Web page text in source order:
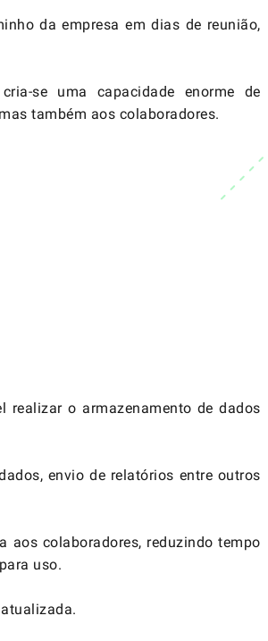
da empresa em dias de reunião,
se uma capacidade enorme de
também aos colaboradores.
realizar o armazenamento de dados
envio de relatórios entre outros
aos colaboradores, reduzindo tempo
uso.